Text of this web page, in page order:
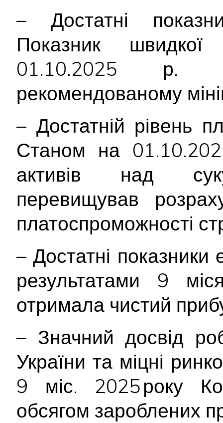
– Достатні
Показник швидкої
01.10.2025 р.
рекомендованому
– Достатній рівень
Станом на
активів над
перевищував
платоспроможності
– Достатні показники
результатами 9
отримала чистий
– Значний досвід
України та міцні
9 міс. 2025 року
обсягом зароблених